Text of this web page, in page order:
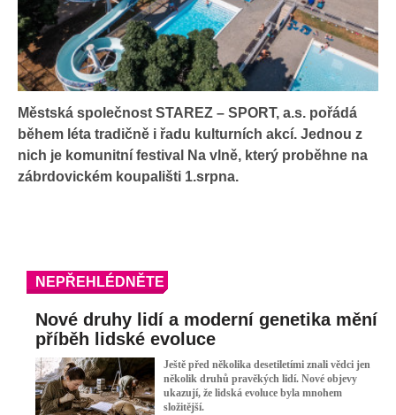
Městská společnost STAREZ – SPORT, a.s. pořádá
během léta tradičně i řadu kulturních akcí. Jednou z
nich je komunitní festival Na vlně, který proběhne na
zábrdovickém koupališti 1.srpna.
NEPŘEHLÉDNĚTE
Nové druhy lidí a moderní genetika mění
příběh lidské evoluce
Ještě před několika desetiletími znali vědci jen
několik druhů pravěkých lidí. Nové objevy
ukazují, že lidská evoluce byla mnohem
složitější.